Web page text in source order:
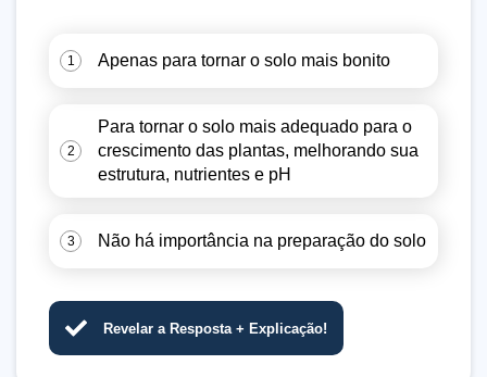
1 Apenas para tornar o solo mais bonito
2
Para tornar o solo mais adequado para o
crescimento das plantas, melhorando sua
estrutura, nutrientes e pH
3 Não há importância na preparação do solo
Revelar a Resposta + Explicação!